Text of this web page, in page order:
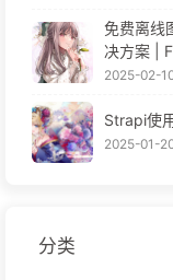
免费离线
决方案 |
2025-02-
Strapi使
2025-01-
分类